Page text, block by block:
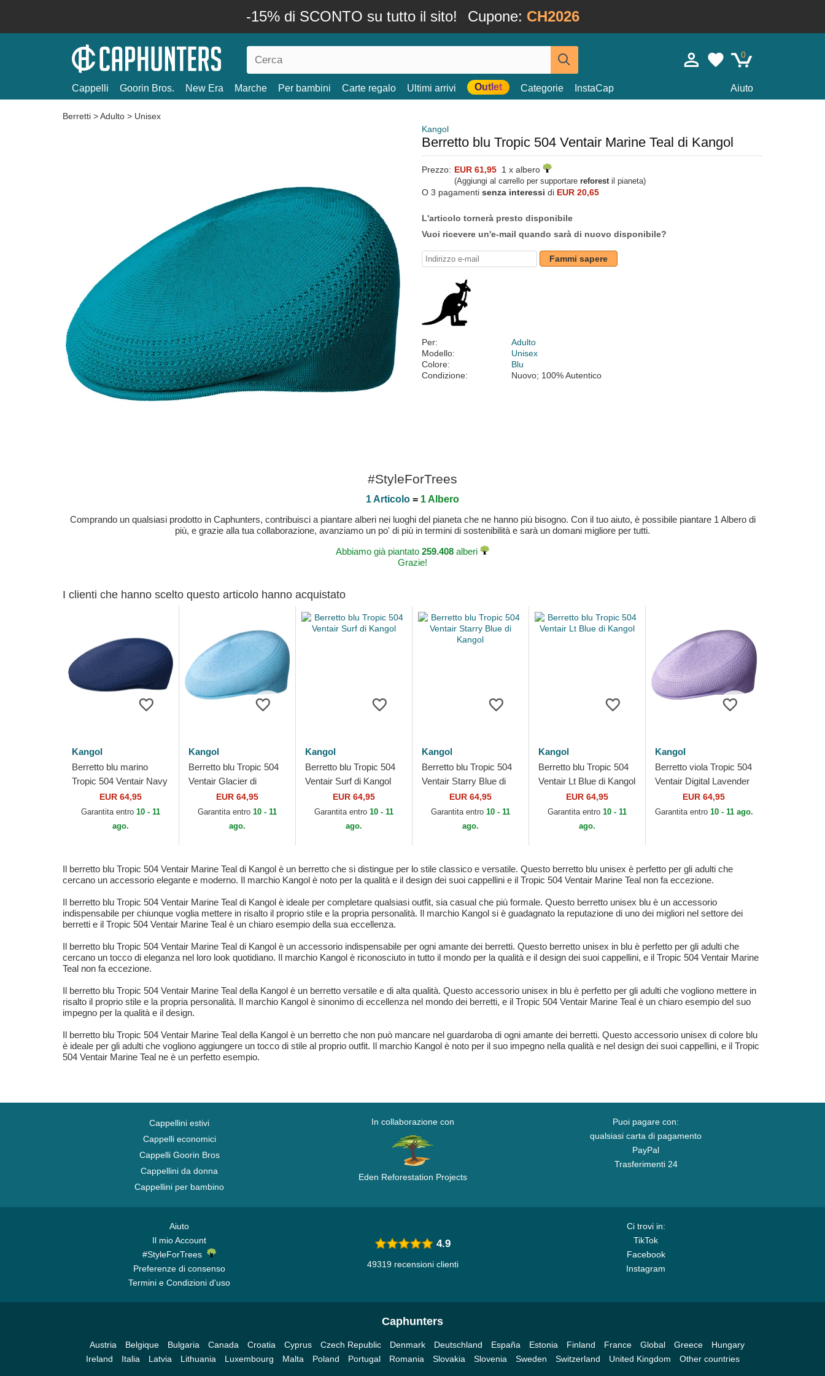
-15% di SCONTO su tutto il sito! Cupone: CH2026
0
Cappelli Goorin Bros. New Era Marche Per bambini Carte regalo Ultimi arrivi Outlet Categorie InstaCap Aiuto
Berretti >Adulto > Unisex
Kangol
Berretto blu Tropic 504 Ventair Marine Teal di Kangol
Prezzo: EUR 61,95 1 x albero
(Aggiungi al carrello per supportare reforestil pianeta)
O 3 pagamenti senza interessi di EUR 20,65
L'articolo tornerà presto disponibile
Vuoi ricevere un'e-mail quando sarà di nuovo disponibile?
Fammi sapere
Per:
Adulto
Modello:
Unisex
Colore:
Blu
Condizione:
Nuovo; 100% Autentico
#StyleForTrees
1 Articolo = 1 Albero
Comprando un qualsiasi prodotto in Caphunters, contribuisci a piantare alberi nei luoghi del pianeta che ne hanno più bisogno. Con il tuo aiuto, è possibile piantare 1 Albero di
più, e grazie alla tua collaborazione, avanziamo un po' di più in termini di sostenibilità e sarà un domani migliore per tutti.
Abbiamo già piantato 259.408 alberi
Grazie!
I clienti che hanno scelto questo articolo hanno acquistato
Kangol
Berretto blu marino
Tropic 504 Ventair Navy
di KangolEUR 64,95
Garantita entro 10 - 11
ago.
Kangol
Berretto blu Tropic 504
Ventair Glacier di
EUR 64,95
Garantita entro 10 - 11
ago.
Kangol
Berretto blu Tropic 504
Ventair Surf di Kangol
EUR 64,95
Garantita entro 10 - 11
ago.
Kangol
Berretto blu Tropic 504
Ventair Starry Blue di
EUR 64,95
Garantita entro 10 - 11
ago.
Kangol
Berretto blu Tropic 504
Ventair Lt Blue di Kangol
EUR 64,95
Garantita entro 10 - 11
ago.
Kangol
Berretto viola Tropic 504
Ventair Digital Lavender
di KangolEUR 64,95
Garantita entro 10 - 11 ago.
Il berretto blu Tropic 504 Ventair Marine Teal di Kangol è un berretto che si distingue per lo stile classico e versatile. Questo berretto blu unisex è perfetto per gli adulti che
cercano un accessorio elegante e moderno. Il marchio Kangol è noto per la qualità e il design dei suoi cappellini e il Tropic 504 Ventair Marine Teal non fa eccezione.
Il berretto blu Tropic 504 Ventair Marine Teal di Kangol è ideale per completare qualsiasi outfit, sia casual che più formale. Questo berretto unisex blu è un accessorio
indispensabile per chiunque voglia mettere in risalto il proprio stile e la propria personalità. Il marchio Kangol si è guadagnato la reputazione di uno dei migliori nel settore dei
berretti e il Tropic 504 Ventair Marine Teal è un chiaro esempio della sua eccellenza.
Il berretto blu Tropic 504 Ventair Marine Teal di Kangol è un accessorio indispensabile per ogni amante dei berretti. Questo berretto unisex in blu è perfetto per gli adulti che
cercano un tocco di eleganza nel loro look quotidiano. Il marchio Kangol è riconosciuto in tutto il mondo per la qualità e il design dei suoi cappellini, e il Tropic 504 Ventair Marine
Teal non fa eccezione.
Il berretto blu Tropic 504 Ventair Marine Teal della Kangol è un berretto versatile e di alta qualità. Questo accessorio unisex in blu è perfetto per gli adulti che vogliono mettere in
risalto il proprio stile e la propria personalità. Il marchio Kangol è sinonimo di eccellenza nel mondo dei berretti, e il Tropic 504 Ventair Marine Teal è un chiaro esempio del suo
impegno per la qualità e il design.
Il berretto blu Tropic 504 Ventair Marine Teal della Kangol è un berretto che non può mancare nel guardaroba di ogni amante dei berretti. Questo accessorio unisex di colore blu
è ideale per gli adulti che vogliono aggiungere un tocco di stile al proprio outfit. Il marchio Kangol è noto per il suo impegno nella qualità e nel design dei suoi cappellini, e il Tropic
504 Ventair Marine Teal ne è un perfetto esempio.
Cappellini estivi
Cappelli economici
Cappelli Goorin Bros
Cappellini da donna
Cappellini per bambino
In collaborazione con
Eden Reforestation Projects
Puoi pagare con:
qualsiasi carta di pagamento
PayPal
Trasferimenti 24
Aiuto
Il mio Account
#StyleForTrees
Preferenze di consenso
Termini e Condizioni d'uso
Ci trovi in:
TikTok
Facebook
Instagram
4.9
49319 recensioni clienti
Caphunters
Austria Belgique Bulgaria Canada Croatia Cyprus Czech Republic Denmark Deutschland España Estonia Finland France Global Greece
Hungary
Ireland
Italia Latvia Lithuania Luxembourg Malta Poland Portugal Romania Slovakia Slovenia Sweden Switzerland United Kingdom Other countries